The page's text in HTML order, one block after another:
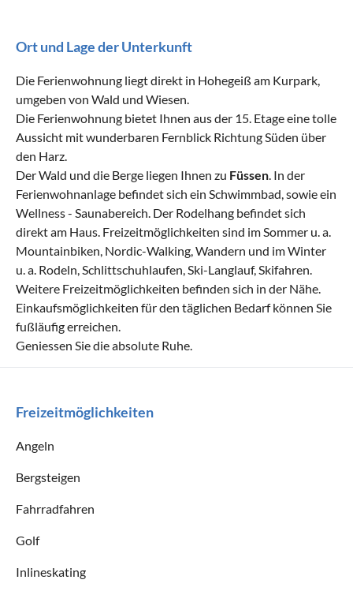
Ort und Lage der Unterkunft
Die Ferienwohnung liegt direkt in Hohegeiß am Kurpark,
umgeben von Wald und Wiesen.
Die Ferienwohnung bietet Ihnen aus der 15. Etage eine tolle
Aussicht mit wunderbaren Fernblick Richtung Süden über
den Harz.
Der Wald und die Berge liegen Ihnen zu Füssen . In der
Ferienwohnanlage befindet sich ein Schwimmbad, sowie ein
Wellness - Saunabereich. Der Rodelhang befindet sich
direkt am Haus. Freizeitmöglichkeiten sind im Sommer u. a.
Mountainbiken, Nordic-Walking, Wandern und im Winter
u. a. Rodeln, Schlittschuhlaufen, Ski-Langlauf, Skifahren.
Weitere Freizeitmöglichkeiten befinden sich in der Nähe.
Einkaufsmöglichkeiten für den täglichen Bedarf können Sie
fußläufig erreichen.
Geniessen Sie die absolute Ruhe.
Freizeitmöglichkeiten
Angeln
Bergsteigen
Fahrradfahren
Golf
Inlineskating